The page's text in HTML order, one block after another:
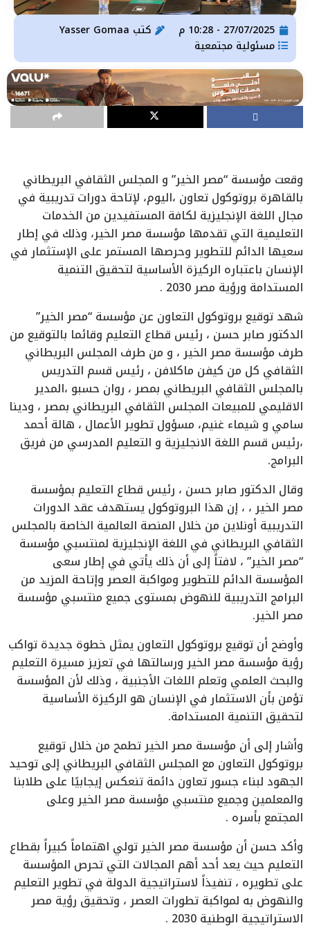
27/07/2025 - 10:28 م كتب
مسئولية مجتمعية
وقعت مؤسسة “مصر الخير” و المجلس الثقافي البريطاني
بالقاهرة بروتوكول تعاون ،اليوم، لإتاحة دورات تدريبية في
مجال اللغة الإنجليزية لكافة المستفيدين من الخدمات
التعليمية التي تقدمها مؤسسة مصر الخير، وذلك في إطار
سعيها الدائم للتطوير وحرصها المستمر على الإستثمار في
الإنسان باعتباره الركيزة الأساسية لتحقيق التنمية
المستدامة ورؤية مصر 2030 .
شهد توقيع بروتوكول التعاون عن مؤسسة “مصر الخير”
الدكتور صابر حسن ، رئيس قطاع التعليم وقائما بالتوقيع من
طرف مؤسسة مصر الخير ، و من طرف المجلس البريطاني
الثقافي كل من كيفن ماكلافن ، رئيس قسم التدريس
بالمجلس الثقافي البريطاني بمصر ، روان حسبو ،المدير
الاقليمي للمبيعات المجلس الثقافي البريطاني بمصر ، ودينا
سامي و شيماء غنيم، مسؤول تطوير الأعمال ، هالة أحمد
،رئيس قسم اللغة الانجليزية و التعليم المدرسي من فريق
البرامج.
وقال الدكتور صابر حسن ، رئيس قطاع التعليم بمؤسسة
مصر الخير ، ، إن هذا البروتوكول يستهدف عقد الدورات
التدريبية أونلاين من خلال المنصة العالمية الخاصة بالمجلس
الثقافي البريطاني في اللغة الإنجليزية لمنتسبي مؤسسة
“مصر الخير” ، لافتاً إلى أن ذلك يأتي في إطار سعى
المؤسسة الدائم للتطوير ومواكبة العصر وإتاحة المزيد من
البرامج التدريبية للنهوض بمستوى جميع منتسبي مؤسسة
مصر الخير.
وأوضح أن توقيع بروتوكول التعاون يمثل خطوة جديدة تواكب
رؤية مؤسسة مصر الخير ورسالتها في تعزيز مسيرة التعليم
والبحث العلمي وتعلم اللغات الأجنبية ، وذلك لأن المؤسسة
تؤمن بأن الاستثمار في الإنسان هو الركيزة الأساسية
لتحقيق التنمية المستدامة.
وأشار إلى أن مؤسسة مصر الخير تطمح من خلال توقيع
بروتوكول التعاون مع المجلس الثقافي البريطاني إلى توحيد
الجهود لبناء جسور تعاون دائمة تنعكس إيجابيًا على طلابنا
والمعلمين وجميع منتسبي مؤسسة مصر الخير وعلى
المجتمع بأسره .
وأكد حسن أن مؤسسة مصر الخير تولي اهتماماً كبيراً بقطاع
التعليم حيث يعد أحد أهم المجالات التي تحرص المؤسسة
على تطويره ، تنفيذاً لاستراتيجية الدولة في تطوير التعليم
والنهوض به لمواكبة تطورات العصر ، وتحقيق رؤية مصر
الاستراتيجية الوطنية 2030 .